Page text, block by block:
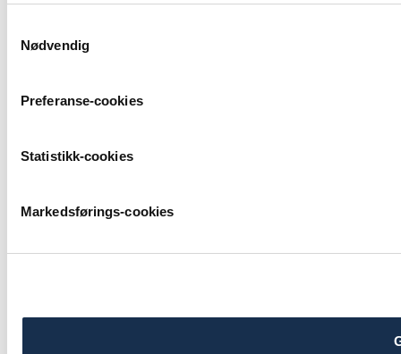
Nødvendig
Preferanse-cookies
Statistikk-cookies
Markedsførings-cookies